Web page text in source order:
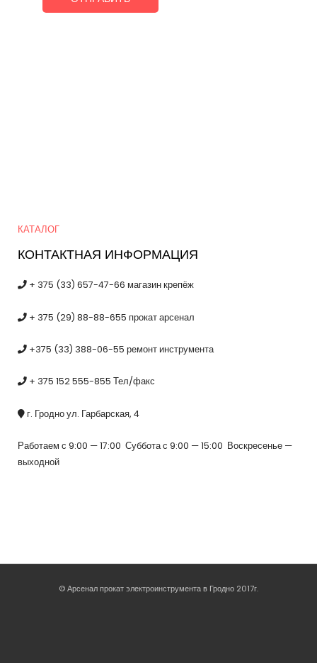
КАТАЛОГ
КОНТАКТНАЯ ИНФОРМАЦИЯ
+ 375 (33) 657-47-66 магазин крепёж
+ 375 (29) 88-88-655 прокат арсенал
+375 (33) 388-06-55 ремонт инструмента
+ 375 152 555-855 Тел/факс
г. Гродно ул. Гарбарская, 4
Работаем с 9:00 — 17:00 Суббота с 9:00 — 15:00 Воскресенье —
выходной
© Арсенал прокат электроинструмента в Гродно 2017г.